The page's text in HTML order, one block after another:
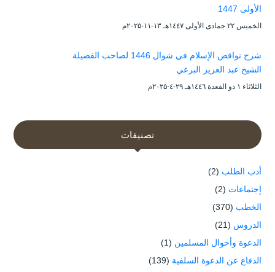
الأولى 1447
الخميس ۲۲ جمادى الأولى ۱٤٤۷هـ ۱۳-۱۱-۲۰۲۵م
شرح نواقض الإسلام في شوال 1446 لصاحب الفضيلة
الشيخ عبد العزيز البرعي
الثلاثاء ۱ ذو القعدة ۱٤٤٦هـ ۲۹-٤-۲۰۲۵م
تصنيفات
أدب الطلب (2)
إجتماعات (2)
الخطب (370)
الدروس (21)
الدعوة وأحوال المسلمين (1)
الدفاع عن الدعوة السلفية (139)